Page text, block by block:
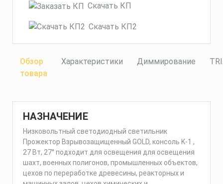
Скачать КП
Скачать КП2
Обзор
товара
Характеристики Диммирование
НАЗНАЧЕНИЕ
Низковольтный светодиодный светильник
Прожектор Взрывозащищенный GOLD, консоль K-1 ,
27 Вт, 27° подходит для освещения для освещения
шахт, военных полигонов, промышленных объектов,
цехов по переработке древесины, реакторных и